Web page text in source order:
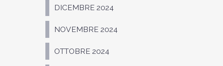
DICEMBRE 2024
NOVEMBRE 2024
OTTOBRE 2024